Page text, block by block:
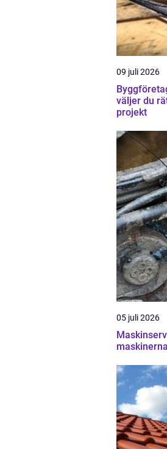
09 juli 2026
väljer du
projekt
05 juli 2026